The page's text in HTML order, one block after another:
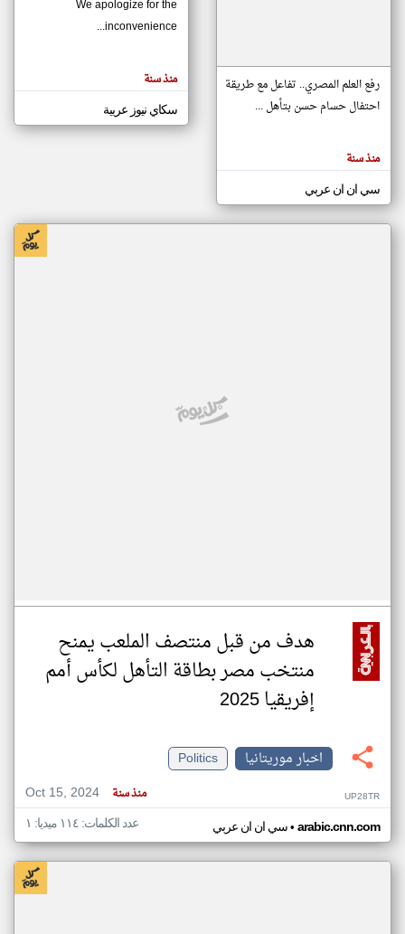
مصادر الأخبار من موريتانيا
اخبار موريتانيا على مدار الساعة
أهم اخبار موريتانيا العاجلة والمباشرة
المقالات
الموجوده
هنا عن
رفع العلم المصري.. تفاعل مع طريقة
احتفال حسام حسن بتأهل ...
منذ سنة
سي ان ان عربي
We apologize for the
inconvenience...
منذ سنة
سكاي نيوز عربية
هدف من قبل منتصف الملعب يمنح
منتخب مصر بطاقة التأهل لكأس أمم
إفريقيا 2025
اخبار موريتانيا
Politics
Oct 15, 2024
منذ سنة UP28TR
سي ان ان عربي• arabic.cnn.com عدد الكلمات: ١١٤ ميديا: ١
klyoum.com